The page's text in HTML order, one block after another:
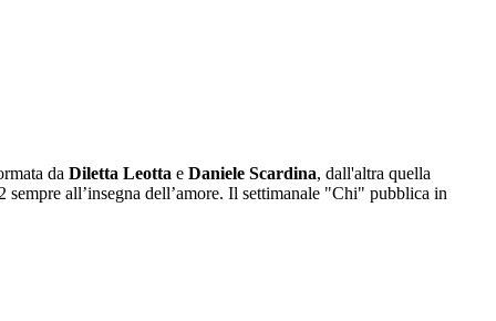
da Diletta Leotta e Daniele Scardina, dall'altra quella
all’insegna dell’amore. Il settimanale "Chi" pubblica in